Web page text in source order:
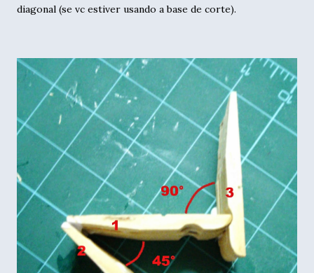
diagonal (se vc estiver usando a base de corte).